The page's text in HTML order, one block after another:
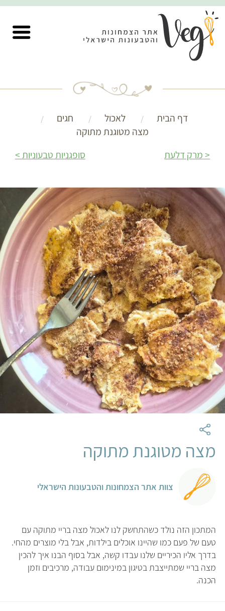
דף הבית לאכול
חגים
מצה מטוגנת מתוקה
מרק דלעת
סופגניות טבעוניות
מצה מטוגנת מתוקה
צוות אתר הצמחונות והטבעונות הישראלי
המתכון הזה נולד כשהתחשק לנו לאכול מצה בריי מתוקה עם
טעם של פעם כמו שהיינו אוכלים בילדות, אבל בלי מוצרים מהחי.
בדרך אליו הכיריים שלנו עבדו קשה, אבל בסוף הבנו איך להכין
מצה בריי שמתייצבת בטיגון במינימום עבודה, מרכיבים וזמן
הכנה.